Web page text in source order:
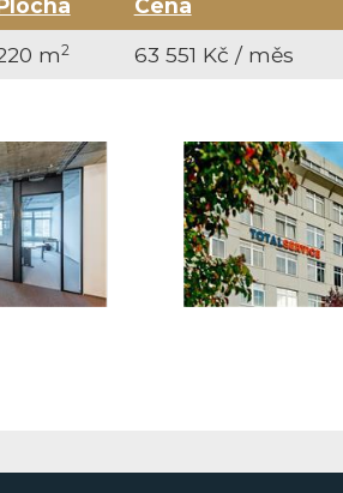
Cena
m2 63 551 Kč / měs